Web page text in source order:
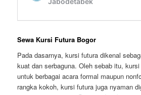
Sewa Kursi Futura Bogor
Pada dasarnya, kursi futura dikenal
kuat dan serbaguna. Oleh sebab itu,
untuk berbagai acara formal maupun
rangka kokoh, kursi futura juga nyaman